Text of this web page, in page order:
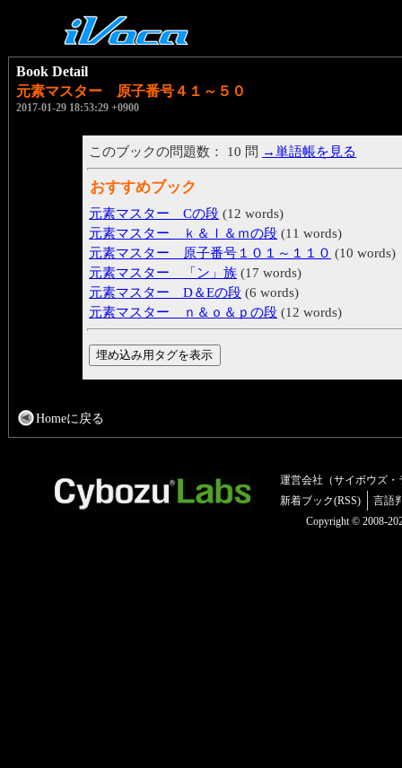
Book Detail
元素マスター 原子番号４１～５０
2017-01-29 18:53:29 +0900
このブックの問題数： 10 問 →単語帳を見る
おすすめブック
元素マスター Cの段 (12 words)
元素マスター ｋ＆ｌ＆ｍの段 (11 words)
元素マスター 原子番号１０１～１１０ (10 words)
元素マスター 「ン」族 (17 words)
元素マスター D＆Eの段 (6 words)
元素マスター ｎ＆ｏ＆ｐの段 (12 words)
Homeに戻る
運営会社（サイボウズ・
新着ブック(RSS)
言語
Copyright © 2008-